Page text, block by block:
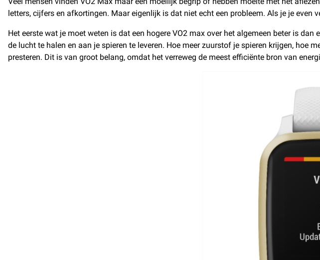
letters, cijfers en afkortingen. Maar eigenlijk is dat niet echt een probleem. Als je je even
Het eerste wat je moet weten is dat een hogere VO2 max over het algemeen beter is
de lucht te halen en aan je spieren te leveren. Hoe meer zuurstof je spieren krijgen,
presteren. Dit is van groot belang, omdat het verreweg de meest efficiënte bron van